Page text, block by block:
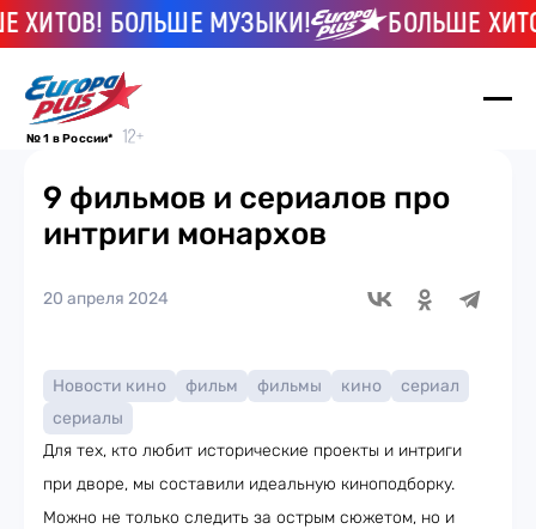
БОЛЬШЕ МУЗЫКИ! БОЛЬШЕ
№ 1 в России*
9 фильмов и сериалов про
интриги монархов
20 апреля 2024
Новости кино фильм фильмы кино
сериал
сериалы
Для тех, кто любит исторические проекты и интриги
при дворе, мы составили идеальную киноподборку.
Можно не только следить за острым сюжетом, но и